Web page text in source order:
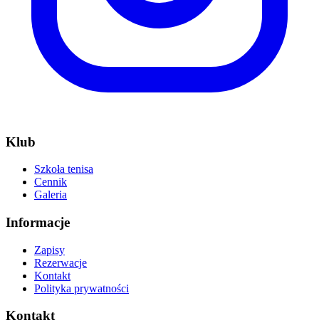
Klub
Szkoła tenisa
Cennik
Galeria
Informacje
Zapisy
Rezerwacje
Kontakt
Polityka prywatności
Kontakt